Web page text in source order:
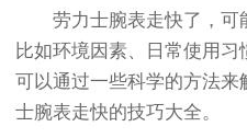
劳力士腕表走快了，可
比如环境因素、日常使用
可以通过一些科学的方法
士腕表走快的技巧大全。